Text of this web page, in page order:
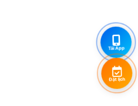
Tải App
Đặt lịch